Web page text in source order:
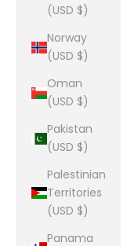
(USD $)
Norway
(USD $)
Oman
(USD $)
Pakistan
(USD $)
Palestinian
Territories
(USD $)
Panama